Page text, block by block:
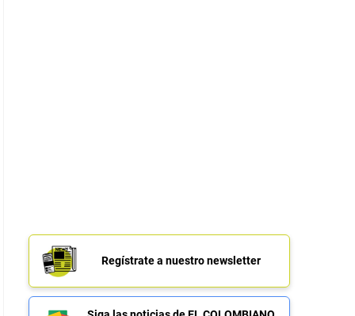
Regístrate a nuestro newsletter